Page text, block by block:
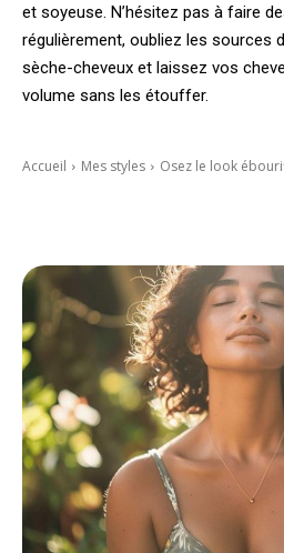
et soyeuse. N’hésitez pas à faire
régulièrement, oubliez les sources
sèche-cheveux et laissez vos
volume sans les étouffer.
Accueil Mes styles Osez le look